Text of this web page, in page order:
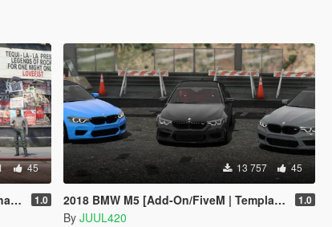
45
1.0
13 757 45
2018 BMW M5 [Add-On/FiveM | Template] 1.0
By JUUL420